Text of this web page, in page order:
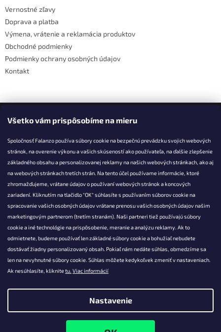
Všetko vám prispôsobíme na mieru
Spoločnosť Falanzo používa súbory cookie na bezpečnú prevádzku svojich webových
stránok, na overenie výkonu a vašich skúseností ako používateľa, na ďalšie zlepšenie
základného obsahu a personalizovanej reklamy na našich webových stránkach, ako aj
na webových stránkach tretích strán. Na tento účel používame informácie, ktoré
zhromažďujeme, vrátane údajov o používaní webových stránok a koncových
zariadení. Kliknutím na tlačidlo "OK" súhlasíte s používaním súborov cookie na
spracovanie vašich osobných údajov vrátane prenosu vašich osobných údajov našim
marketingovým partnerom (tretím stranám). Naši partneri tiež používajú súbory
cookie a iné technológie na prispôsobenie, meranie a analýzu reklamy. Ak to
odmietnete, budeme používať len základné súbory cookie a bohužiaľ nebudete
dostávať žiadny personalizovaný obsah. Pokiaľ nám nedáte súhlas, obmedzíme sa
len na nevyhnutné súbory cookie. Súhlas môžete kedykoľvek zmeniť v nastaveniach.
Ak nesúhlasíte, kliknitetu. Viac informácií
Nastavenie
Vernostné zľavy
Doprava a platba
Výmena, vrátenie a reklamácia produktov
Obchodné podmienky
Podmienky ochrany osobných údajov
Kontakt
Facebook
KONTAKT
info@falanzo.sk
Falanzo.sk
FalanzoSK